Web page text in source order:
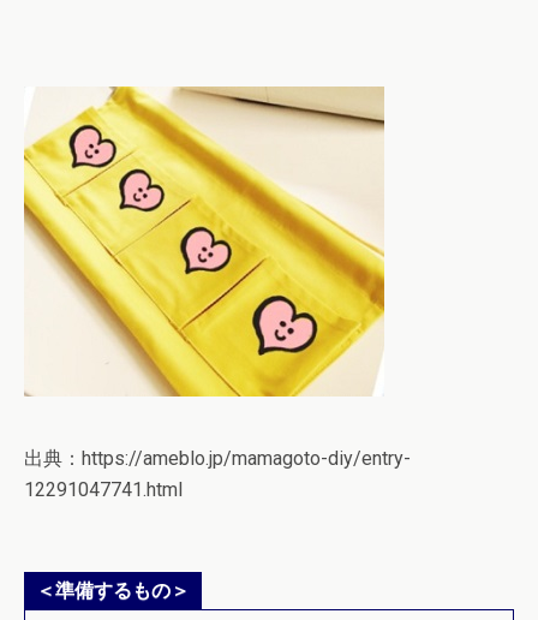
出典：https://ameblo.jp/mamagoto-diy/entry-
12291047741.html
＜準備するもの＞